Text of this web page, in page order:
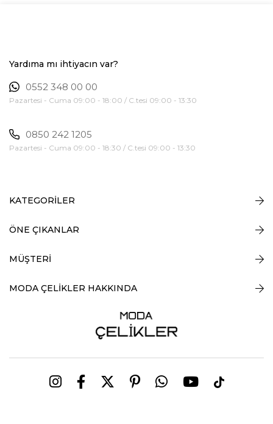
Yardıma mı ihtiyacın var?
0552 348 00 00
Pazartesi - Cuma 09:00 - 18:00 / C.tesi 09:00 - 13:30
0850 242 1205
Pazartesi - Cuma 09:00 - 18:30 / C.tesi 09:00 - 13:30
KATEGORİLER
ÖNE ÇIKANLAR
MÜŞTERİ
MODA ÇELİKLER HAKKINDA